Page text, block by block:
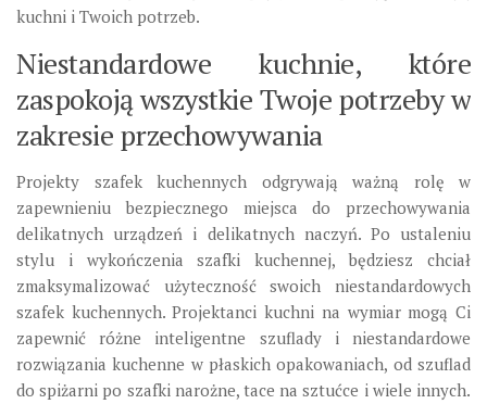
kuchni i Twoich potrzeb.
Niestandardowe kuchnie, które
zaspokoją wszystkie Twoje potrzeby w
zakresie przechowywania
Projekty szafek kuchennych odgrywają ważną rolę w
zapewnieniu bezpiecznego miejsca do przechowywania
delikatnych urządzeń i delikatnych naczyń. Po ustaleniu
stylu i wykończenia szafki kuchennej, będziesz chciał
zmaksymalizować użyteczność swoich niestandardowych
szafek kuchennych. Projektanci kuchni na wymiar mogą Ci
zapewnić różne inteligentne szuflady i niestandardowe
rozwiązania kuchenne w płaskich opakowaniach, od szuflad
do spiżarni po szafki narożne, tace na sztućce i wiele innych.